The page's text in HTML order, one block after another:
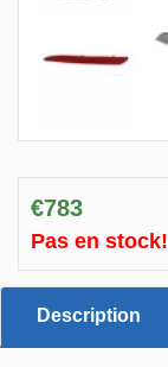
€783
Pas en stock!
Description